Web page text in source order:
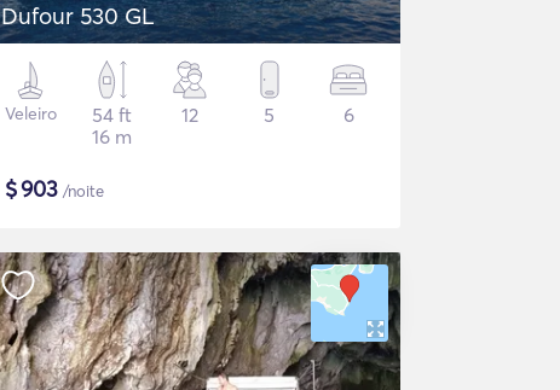
Dufour 530 GL
Veleiro
54 ft
16 m
12 5 6
$903 /noite